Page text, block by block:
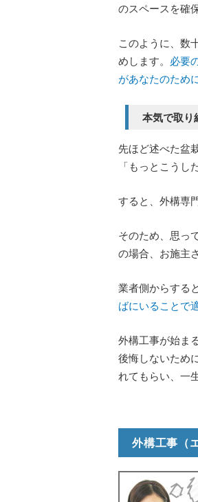
のスペースを確
このように、数
めします。 必要
があなたのため
本気で取り
先ほど述べた盆
「もっとこうし
すると、外構専
そのため、思っ
の場合、お施主
業者側からする
ばにいることで
外構工事が始ま
後悔しないため
れてもらい、一
外構工事（